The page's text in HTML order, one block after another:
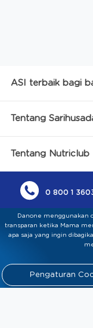
ASI terbaik bagi
Tentang
Tentang Nutriclub
0 800 1
Kebijakan
Danone menggunakan
transparan ketika Mama
apa saja yang ingin
Pengaturan